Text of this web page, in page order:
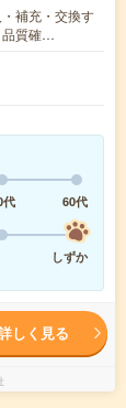
補充・交換す
品質確…
代
60代
しずか
しく見る